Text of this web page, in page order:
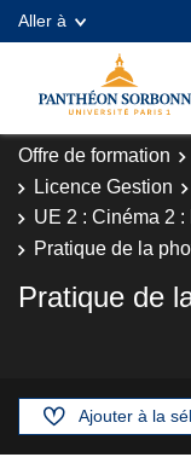
Aller à
Offre de formation
Licence Gestion
UE 2 : Cinéma 2
Pratique de la
Pratique de
Ajouter à la